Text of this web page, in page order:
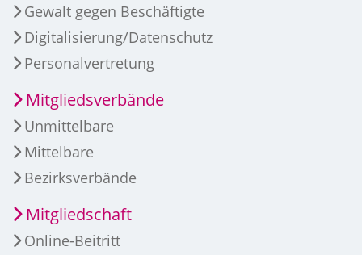
Gewalt gegen Beschäftigte
Digitalisierung/Datenschutz
Personalvertretung
Mitgliedsverbände
Unmittelbare
Mittelbare
Bezirksverbände
Mitgliedschaft
Online-Beitritt